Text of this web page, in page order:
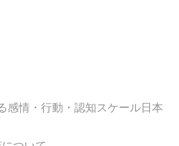
感情・行動・認知スケール日本